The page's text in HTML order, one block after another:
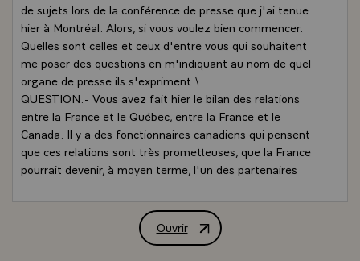
de sujets lors de la conférence de presse que j'ai tenue
hier à Montréal. Alors, si vous voulez bien commencer.
Quelles sont celles et ceux d'entre vous qui souhaitent
me poser des questions en m'indiquant au nom de quel
organe de presse ils s'expriment.\
QUESTION.- Vous avez fait hier le bilan des relations
entre la France et le Québec, entre la France et le
Canada. Il y a des fonctionnaires canadiens qui pensent
que ces relations sont très prometteuses, que la France
pourrait devenir, à moyen terme, l'un des partenaires
- LE PRESIDENT.- Je crois qu'on part d'un niveau assez
Ouvrir
Conférence de presse de M.